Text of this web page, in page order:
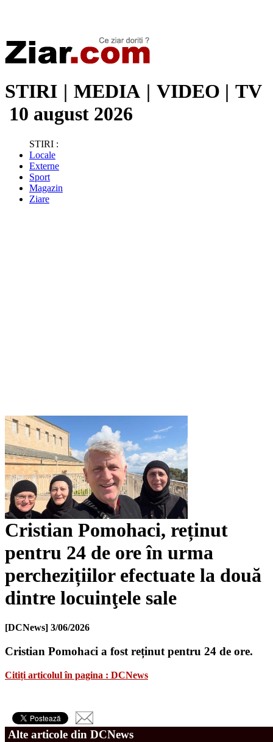
STIRI | MEDIA | VIDEO | TV
10 august 2026
STIRI :
Locale
Externe
Sport
Magazin
Ziare
Cristian Pomohaci, reținut
pentru 24 de ore în urma
perchezițiilor efectuate la două
dintre locuinţele sale
[DCNews] 3/06/2026
Cristian Pomohaci a fost reținut pentru 24 de ore.
Citiți articolul în pagina : DCNews
Alte articole din DCNews